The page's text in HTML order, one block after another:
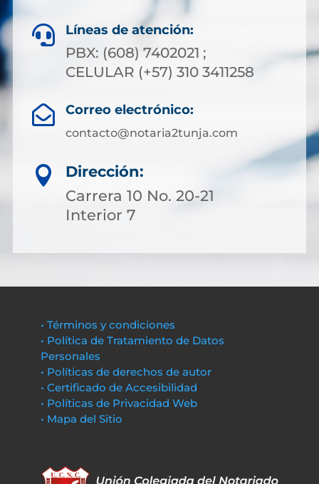
 Líneas de atención:
PBX: (608) 7402021 ;
CELULAR (+57) 310 3411258
 Correo electrónico:
contacto@notaria2tunja.com

Dirección:
Carrera 10 No. 20-21
Interior 7
• Términos y condiciones
• Política de Tratamiento de Datos
Personales
• Políticas de derechos de autor
• Certificado de Accesibilidad
• Políticas de Privacidad Web
• Mapa del Sitio